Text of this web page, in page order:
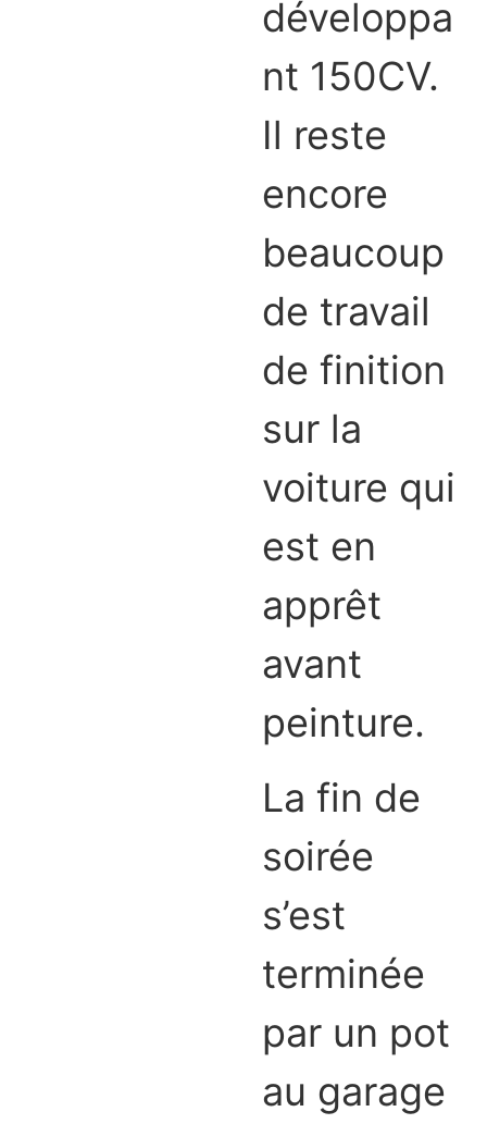
développa
nt 150CV.
Il reste
encore
beaucoup
de travail
de finition
sur la
voiture qui
est en
apprêt
avant
peinture.
La fin de
soirée
s’est
terminée
par un pot
au garage